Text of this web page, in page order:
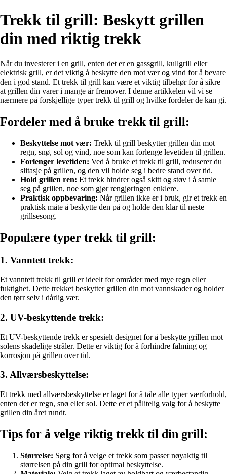
Trekk til grill: Beskytt grillen
din med riktig trekk
Når du investerer i en grill, enten det er en gassgrill, kullgrill eller
elektrisk grill, er det viktig å beskytte den mot vær og vind for å bevare
den i god stand. Et trekk til grill kan være et viktig tilbehør for å sikre
at grillen din varer i mange år fremover. I denne artikkelen vil vi se
nærmere på forskjellige typer trekk til grill og hvilke fordeler de kan gi.
Fordeler med å bruke trekk til grill:
Beskyttelse mot vær: Trekk til grill beskytter grillen din mot
regn, snø, sol og vind, noe som kan forlenge levetiden til grillen.
Forlenger levetiden: Ved å bruke et trekk til grill, reduserer du
slitasje på grillen, og den vil holde seg i bedre stand over tid.
Hold grillen ren: Et trekk hindrer også skitt og støv i å samle
seg på grillen, noe som gjør rengjøringen enklere.
Praktisk oppbevaring: Når grillen ikke er i bruk, gir et trekk en
praktisk måte å beskytte den på og holde den klar til neste
grillsesong.
Populære typer trekk til grill:
1. Vanntett trekk:
Et vanntett trekk til grill er ideelt for områder med mye regn eller
fuktighet. Dette trekket beskytter grillen din mot vannskader og holder
den tørr selv i dårlig vær.
2. UV-beskyttende trekk:
Et UV-beskyttende trekk er spesielt designet for å beskytte grillen mot
solens skadelige stråler. Dette er viktig for å forhindre falming og
korrosjon på grillen over tid.
3. Allværsbeskyttelse:
Et trekk med allværsbeskyttelse er laget for å tåle alle typer værforhold,
enten det er regn, snø eller sol. Dette er et pålitelig valg for å beskytte
grillen din året rundt.
Tips for å velge riktig trekk til din grill:
Størrelse: Sørg for å velge et trekk som passer nøyaktig til
størrelsen på din grill for optimal beskyttelse.